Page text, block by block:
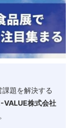
題を解決する
VALUE株式会社